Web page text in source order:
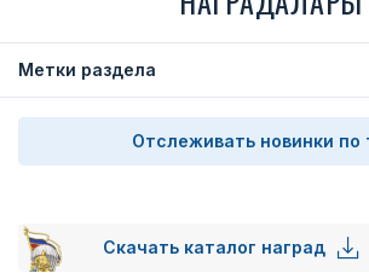
Метки раздела
Отслеживать новинки по
Скачать каталог наград